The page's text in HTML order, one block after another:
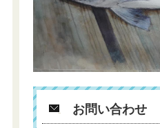
お問い合わせ